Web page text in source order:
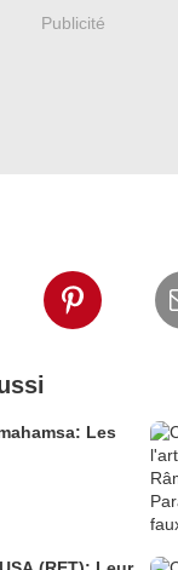
Publicité
Les